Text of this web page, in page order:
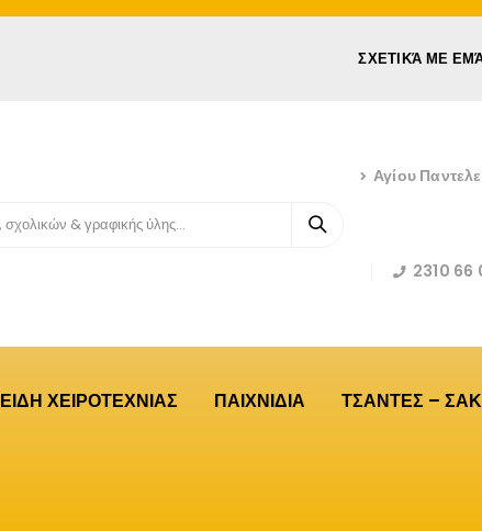
ΣΧΕΤΙΚΆ ΜΕ
Αγίου
2310 66
ΕΙΔΗ ΧΕΙΡΟΤΕΧΝΙΑΣ ΠΑΙΧΝΙΔΙΑ ΤΣΑΝΤΕΣ –